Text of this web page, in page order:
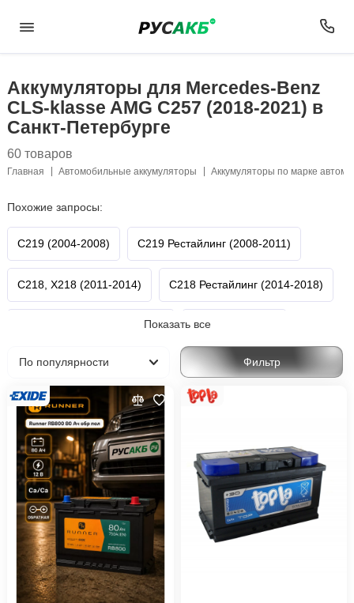
Аккумуляторы для Mercedes-Benz
CLS-klasse AMG C257 (2018-2021) в
Санкт-Петербурге
60 товаров
Главная Автомобильные аккумуляторы Аккумуляторы по марке
Похожие запросы:
C219 (2004-2008) C219 Рестайлинг (2008-2011)
C218, X218 (2011-2014) C218 Рестайлинг (2014-2018)
C257 Рестайлинг (2021-н.в.) CLS-klasse AMG
Mercedes-Benz
Показать все
Фильтр